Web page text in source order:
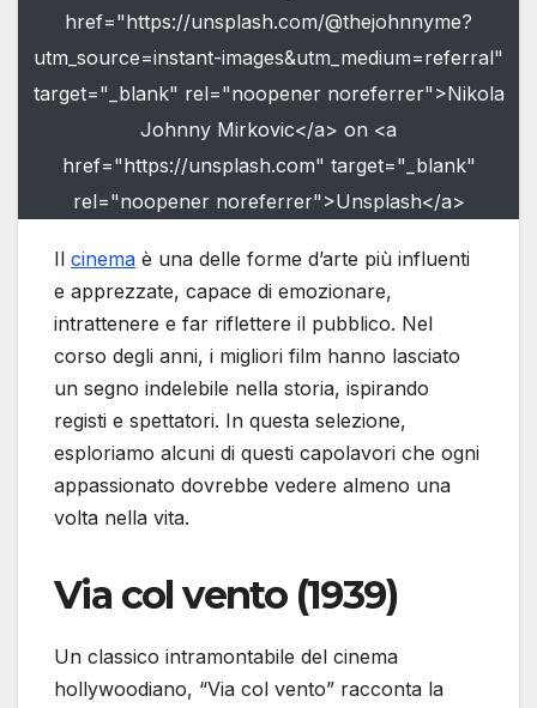
href="https://unsplash.com/@thejohnnyme?
utm_source=instant-images&utm_medium=referral"
target="_blank" rel="noopener noreferrer">Nikola
Johnny Mirkovic</a> on <a
href="https://unsplash.com" target="_blank"
rel="noopener noreferrer">Unsplash</a>
Il cinema è una delle forme d’arte più influenti
e apprezzate, capace di emozionare,
intrattenere e far riflettere il pubblico. Nel
corso degli anni, i migliori film hanno lasciato
un segno indelebile nella storia, ispirando
registi e spettatori. In questa selezione,
esploriamo alcuni di questi capolavori che ogni
appassionato dovrebbe vedere almeno una
volta nella vita.
Via col vento (1939)
Un classico intramontabile del cinema
hollywoodiano, “Via col vento” racconta la